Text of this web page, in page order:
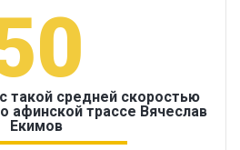
такой средней скоростью
афинской трассе Вячеслав
Екимов